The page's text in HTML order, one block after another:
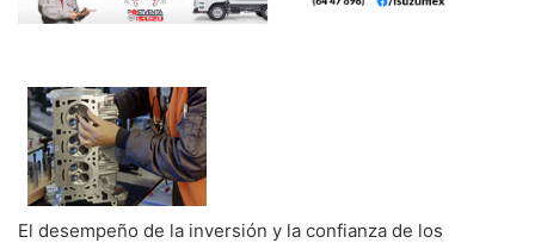
El desempeño de la inversión y la confianza de los